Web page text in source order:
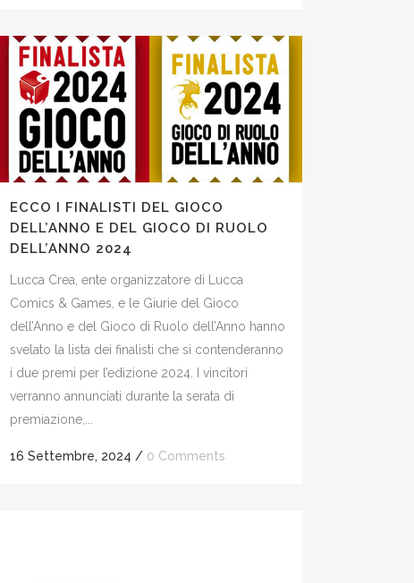
ECCO I FINALISTI DEL GIOCO
DELL’ANNO E DEL GIOCO DI RUOLO
DELL’ANNO 2024
Lucca Crea, ente organizzatore di Lucca
Comics & Games, e le Giurie del Gioco
dell’Anno e del Gioco di Ruolo dell’Anno hanno
svelato la lista dei finalisti che si contenderanno
i due premi per l’edizione 2024. I vincitori
verranno annunciati durante la serata di
premiazione,...
16 Settembre, 2024 / 0 Comments